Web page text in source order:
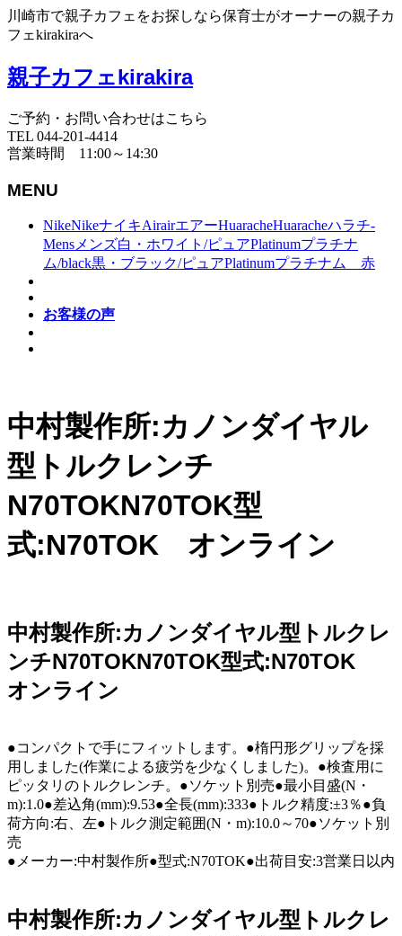
川崎市で親子カフェをお探しなら保育士がオーナーの親子カ
フェkirakiraへ
親子カフェkirakira
ご予約・お問い合わせはこちら
TEL 044-201-4414
営業時間 11:00～14:30
MENU
NikeNikeナイキAirairエアーHuaracheHuaracheハラチ-
Mensメンズ白・ホワイト/ピュアPlatinumプラチナ
ム/black黒・ブラック/ピュアPlatinumプラチナム 赤
お客様の声
中村製作所:カノンダイヤル
型トルクレンチ
N70TOKN70TOK型
式:N70TOK オンライン
中村製作所:カノンダイヤル型トルクレ
ンチN70TOKN70TOK型式:N70TOK
オンライン
●コンパクトで手にフィットします。●楕円形グリップを採
用しました(作業による疲労を少なくしました)。●検査用に
ピッタリのトルクレンチ。●ソケット別売●最小目盛(N・
m):1.0●差込角(mm):9.53●全長(mm):333●トルク精度:±3％●負
荷方向:右、左●トルク測定範囲(N・m):10.0～70●ソケット別
売
●メーカー:中村製作所●型式:N70TOK●出荷目安:3営業日以内
中村製作所:カノンダイヤル型トルクレ